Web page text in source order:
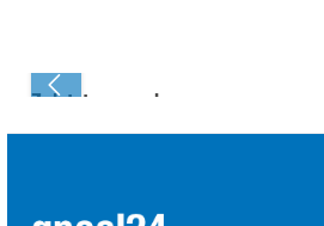
Zuletzt angesehen: